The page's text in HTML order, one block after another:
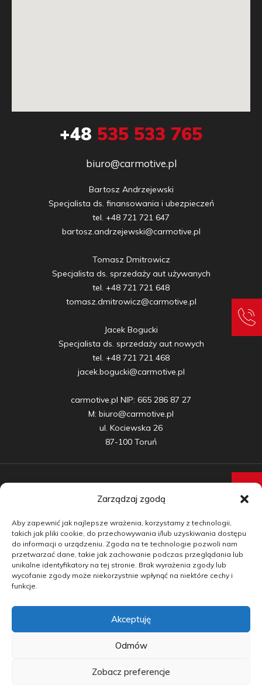
Zarządzaj zgodą
Aby zapewnić jak najlepsze wrażenia, korzystamy z technologii,
takich jak pliki cookie, do przechowywania i/lub uzyskiwania dostępu
do informacji o urządzeniu. Zgoda na te technologie pozwoli nam
przetwarzać dane, takie jak zachowanie podczas przeglądania lub
unikalne identyfikatory na tej stronie. Brak wyrażenia zgody lub
wycofanie zgody może niekorzystnie wpłynąć na niektóre cechy i
funkcje.
Akceptuję
Odmów
Zobacz preferencje
+48 535 533 765
biuro@carmotive.pl
Bartosz Andrzejewski
Specjalista ds. finansowania i ubezpieczeń
tel. +48 721 721 647
bartosz.andrzejewski@carmotive.pl
Tomasz Dmitrowicz
Specjalista ds. sprzedaży aut używanych
tel. +48 721 721 648
tomasz.dmitrowicz@carmotive.pl
Jacek Bogucki
Specjalista ds. sprzedaży aut nowych
tel. +48 721 721 468
jacek.bogucki@carmotive.pl
carmotive.pl NIP: 665 286 87 27
M: biuro@carmotive.pl
ul. Kociewska 26
87-100 Toruń
Samochody nowe
Samochody używane
Auta w leasingu
Doradztwo
copyright by carmotive.pl 2026©